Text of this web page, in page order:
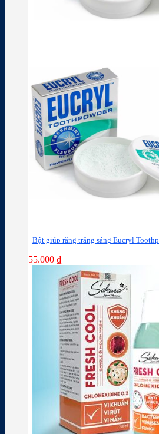
Bột giúp răng trắng sáng Eucryl
55.000 ₫